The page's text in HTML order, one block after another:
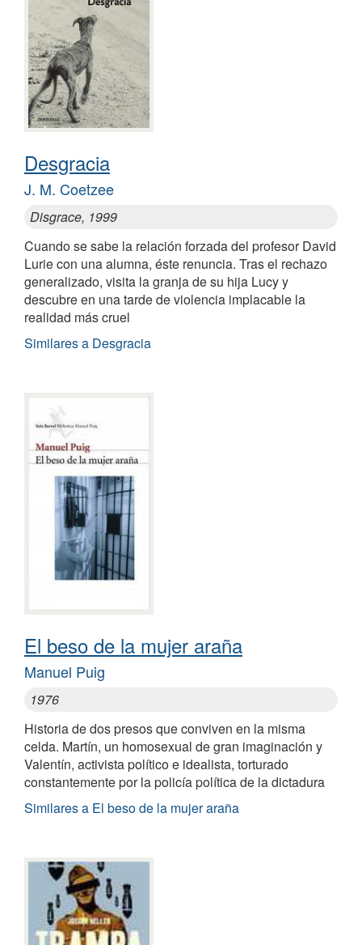
Desgracia
J. M. Coetzee
Disgrace, 1999
Cuando se sabe la relación forzada del profesor David
Lurie con una alumna, éste renuncia. Tras el rechazo
generalizado, visita la granja de su hija Lucy y
descubre en una tarde de violencia implacable la
realidad más cruel
Similares a Desgracia
El beso de la mujer araña
Manuel Puig
1976
Historia de dos presos que conviven en la misma
celda. Martín, un homosexual de gran imaginación y
Valentín, activista político e idealista, torturado
constantemente por la policía política de la dictadura
Similares a El beso de la mujer araña